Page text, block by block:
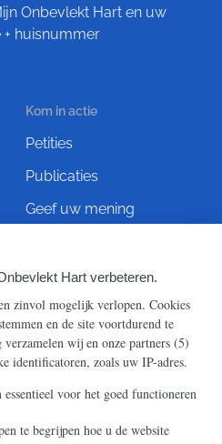
Onbevlekt Hart en uw
huisnummer
Kom in actie
Petities
Publicaties
Geef uw mening
Info
Contact
Ontvang onze Telegram-
berichten